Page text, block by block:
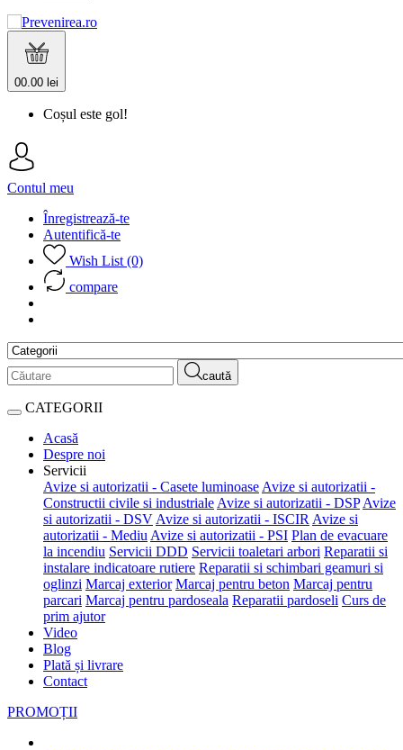
00.00 lei
Coșul este gol!
Contul meu
Înregistrează-te
Autentifică-te
Wish List (0)
compare
caută
CATEGORII
Acasă
Despre noi
Servicii
Avize si autorizatii - Casete luminoase Avize si autorizatii -
Constructii civile si industriale Avize si autorizatii - DSP Avize
si autorizatii - DSV Avize si autorizatii - ISCIR Avize si
autorizatii - Mediu Avize si autorizatii - PSI Plan de evacuare
la incendiu Servicii DDD Servicii toaletari arbori Reparatii si
instalare indicatoare rutiere Reparatii si schimbari geamuri si
oglinzi Marcaj exterior Marcaj pentru beton Marcaj pentru
parcari Marcaj pentru pardoseala Reparatii pardoseli Curs de
prim ajutor
Video
Blog
Plată și livrare
Contact
PROMOȚII